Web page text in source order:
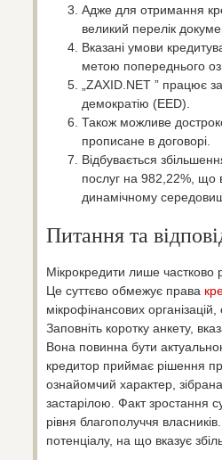
Адже для отримання
великий перелік
Вказані умови
метою попереднього
„ZAXID.NET ” працює
демократію (EED).
Також можливе
прописане в договорі.
Відбувається
послуг на 982,22%, що
динамічному
Питання та
Мікрокредити лише частково
Це суттєво обмежує права
мікрофінансових
Заповніть коротку анкету,
Вона повинна бути
кредитор приймає рішення
ознайомчий характер,
застарілою. Факт зростання
рівня благополуччя
потенціалу, на що вказує